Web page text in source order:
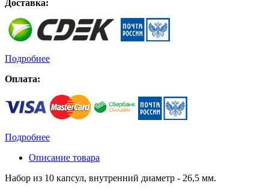
Доставка:
Подробнее
Оплата:
Подробнее
Описание товара
Набор из 10 капсул, внутренний диаметр - 26,5 мм.